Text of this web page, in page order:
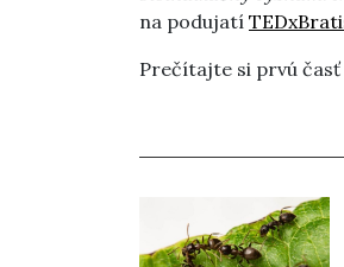
na podujatí TEDx
Prečítajte si prvú